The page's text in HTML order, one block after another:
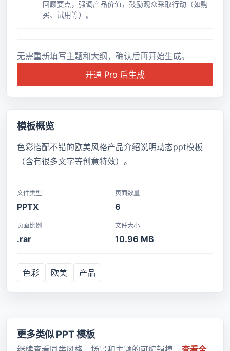
回顾要点，强调产品价值，鼓励观众采取行动（如购
买、试用等）。
无需重新填写主题和大纲，确认后再开始生成。
开通 Pro 后生成
模板概览
色彩搭配不错的欧美风格产品介绍说明动态ppt模板
（含有很多文字等创意特效）。
文件类型
PPTX
页面数量
6
页面比例
.rar
文件大小
10.96 MB
色彩 欧美 产品
更多类似 PPT 模板